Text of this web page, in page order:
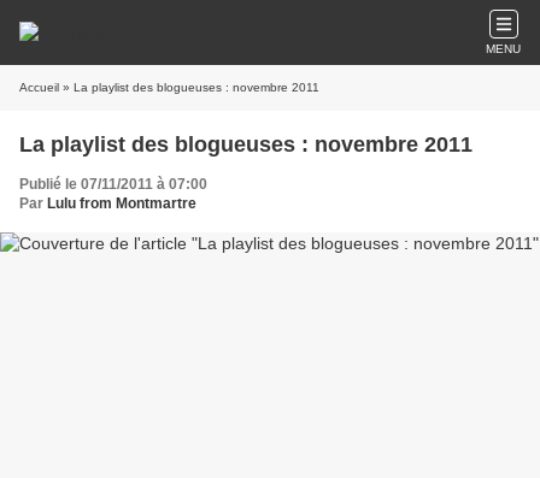
MENU
Accueil » La playlist des blogueuses : novembre 2011
La playlist des blogueuses : novembre 2011
Publié le 07/11/2011 à 07:00
Par Lulu from Montmartre